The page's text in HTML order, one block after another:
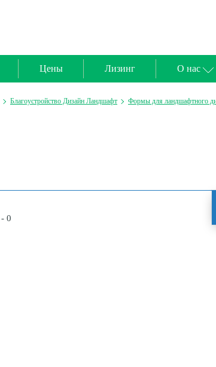
Цены Лизинг О нас
Благоустройство Дизайн Ландшафт Формы для ландшафтного